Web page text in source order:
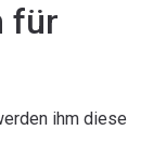
für
ihm diese